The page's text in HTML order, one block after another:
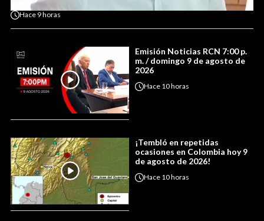
Hace 9 horas
Emisión Noticias RCN 7:00 p.
m. / domingo 9 de agosto de
2026
Hace 10 horas
¡Tembló en repetidas
ocasiones en Colombia hoy 9
de agosto de 2026!
Hace 10 horas